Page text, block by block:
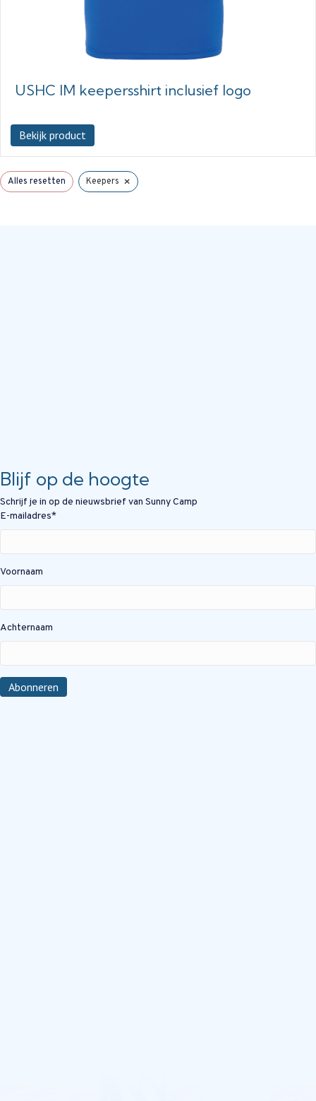
USHC IM keepersshirt inclusief logo
Bekijk product
Alles resetten Keepers ×
Blijf op de hoogte
Schrijf je in op de nieuwsbrief van Sunny Camp
E-mailadres*
Voornaam
Achternaam
Abonneren